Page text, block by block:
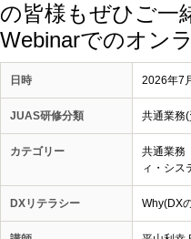
の皆様もぜひご一
Webinarでのオン
日時 2026年7
JUAS研修分類 共通業務
カテゴリー
共通業務
ィ・シス
DXリテラシー Why(DX